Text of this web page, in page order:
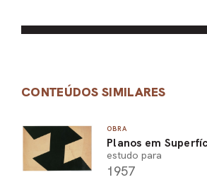
CONTEÚDOS SIMILARES
OBRA
Planos em
estudo para
1957